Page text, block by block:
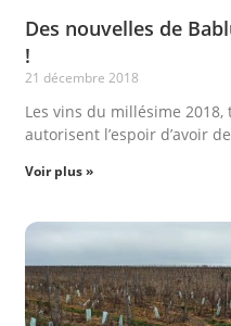
Des nouvelles de
!
21 décembre 2018
Les vins du millésime
autorisent l’espoir d’avoir
Voir plus »